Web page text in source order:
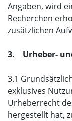
Angaben, wird
Recherchen
zusätzlichen
3. Urheber-
3.1
exklusives
Urheberrecht
hergestellt hat,